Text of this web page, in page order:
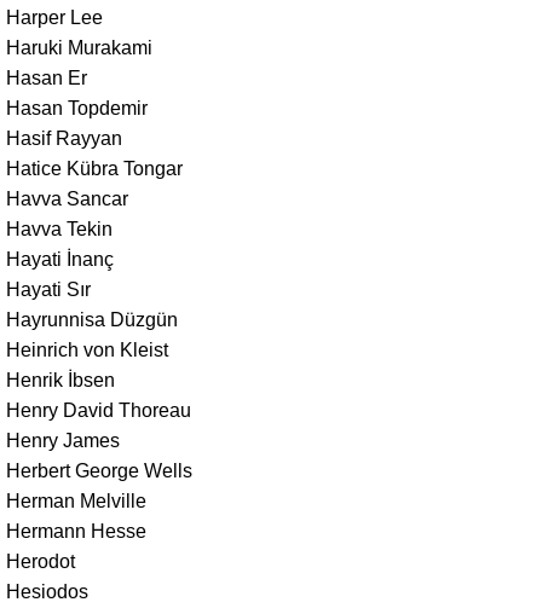
Harper Lee
Haruki Murakami
Hasan Er
Hasan Topdemir
Hasif Rayyan
Hatice Kübra Tongar
Havva Sancar
Havva Tekin
Hayati İnanç
Hayati Sır
Hayrunnisa Düzgün
Heinrich von Kleist
Henrik İbsen
Henry David Thoreau
Henry James
Herbert George Wells
Herman Melville
Hermann Hesse
Herodot
Hesiodos